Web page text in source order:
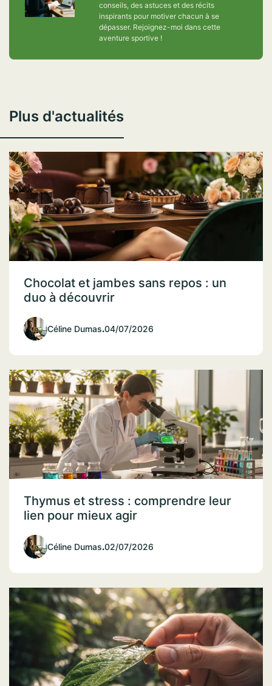
conseils, des astuces et des récits
inspirants pour motiver chacun à se
dépasser. Rejoignez-moi dans cette
aventure sportive !
Plus d'actualités
Chocolat et jambes sans repos : un
duo à découvrir
Céline Dumas.04/07/2026
Thymus et stress : comprendre leur
lien pour mieux agir
Céline Dumas.02/07/2026